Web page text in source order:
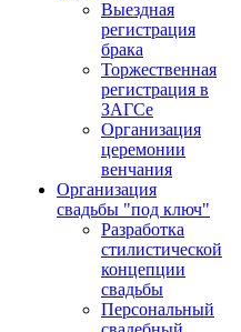
Выездная
регистрация
брака
Торжественная
регистрация в
ЗАГСе
Организация
церемонии
венчания
Организация
свадьбы "под ключ"
Разработка
стилистической
концепции
свадьбы
Персональный